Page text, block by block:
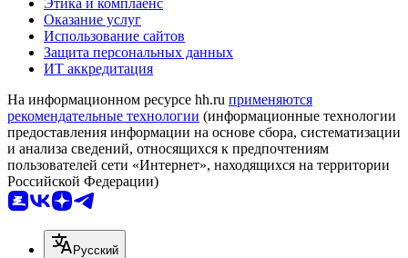
Оказание услуг
Использование сайтов
Защита персональных данных
ИТ аккредитация
На информационном ресурсе hh.ru применяются
рекомендательные технологии (информационные технологии
предоставления информации на основе сбора, систематизации
и анализа сведений, относящихся к предпочтениям
пользователей сети «Интернет», находящихся на территории
Российской Федерации)
Русский